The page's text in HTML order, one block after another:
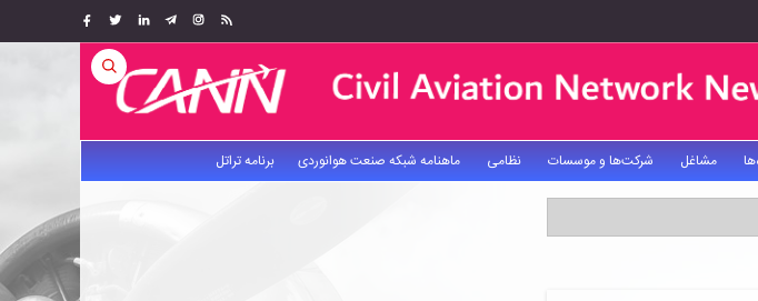
مشاغل شرکت‌ها و موسسات نظامی ماهنامه شبکه صنعت هوانوردی برنامه تراتل